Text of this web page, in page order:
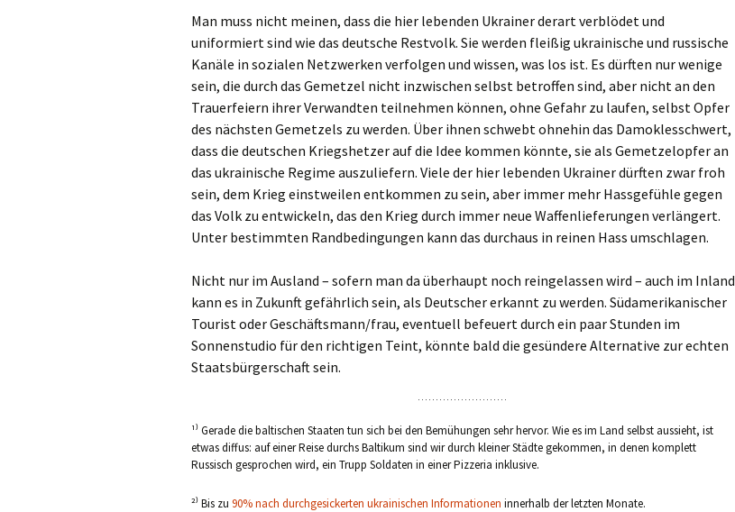
Man muss nicht meinen, dass die hier lebenden Ukrainer derart verblödet und
uniformiert sind wie das deutsche Restvolk. Sie werden fleißig ukrainische und russische
Kanäle in sozialen Netzwerken verfolgen und wissen, was los ist. Es dürften nur wenige
sein, die durch das Gemetzel nicht inzwischen selbst betroffen sind, aber nicht an den
Trauerfeiern ihrer Verwandten teilnehmen können, ohne Gefahr zu laufen, selbst Opfer
des nächsten Gemetzels zu werden. Über ihnen schwebt ohnehin das Damoklesschwert,
dass die deutschen Kriegshetzer auf die Idee kommen könnte, sie als Gemetzelopfer an
das ukrainische Regime auszuliefern. Viele der hier lebenden Ukrainer dürften zwar froh
sein, dem Krieg einstweilen entkommen zu sein, aber immer mehr Hassgefühle gegen
das Volk zu entwickeln, das den Krieg durch immer neue Waffenlieferungen verlängert.
Unter bestimmten Randbedingungen kann das durchaus in reinen Hass umschlagen.
Nicht nur im Ausland – sofern man da überhaupt noch reingelassen wird – auch im Inland
kann es in Zukunft gefährlich sein, als Deutscher erkannt zu werden. Südamerikanischer
Tourist oder Geschäftsmann/frau, eventuell befeuert durch ein paar Stunden im
Sonnenstudio für den richtigen Teint, könnte bald die gesündere Alternative zur echten
Staatsbürgerschaft sein.
¹⁾ Gerade die baltischen Staaten tun sich bei den Bemühungen sehr hervor. Wie es im Land selbst aussieht, ist
etwas diffus: auf einer Reise durchs Baltikum sind wir durch kleiner Städte gekommen, in denen komplett
Russisch gesprochen wird, ein Trupp Soldaten in einer Pizzeria inklusive.
²⁾ Bis zu 90% nach durchgesickerten ukrainischen Informationen innerhalb der letzten Monate.